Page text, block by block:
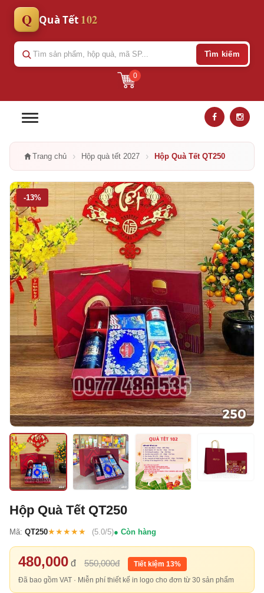
Q Quà Tết 102
0
Tìm kiếm
Trang chủ › Hộp quà tết 2027 › Hộp Quà Tết QT250
-13%
Hộp Quà Tết QT250
Mã: QT250★★★★★ (5.0/5) Còn hàng
480,000 đ 550,000đ
Tiết kiệm 13%
Đã bao gồm VAT · Miễn phí thiết kế in logo cho đơn từ 30 sản phẩm